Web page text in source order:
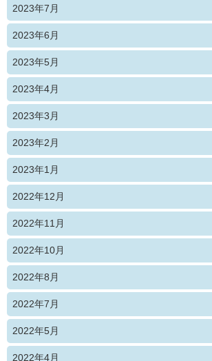
2023年7月
2023年6月
2023年5月
2023年4月
2023年3月
2023年2月
2023年1月
2022年12月
2022年11月
2022年10月
2022年8月
2022年7月
2022年5月
2022年4月